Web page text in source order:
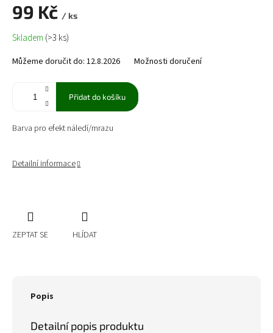
99 Kč / ks
Měrná
cena:
Skladem (>3 ks)
Můžeme doručit do: 12.8.2026 Možnosti doručení
Přidat do košíku
Barva pro efekt náledí/mrazu
Detailní informace
ZEPTAT SE HLÍDAT
Popis
Detailní popis produktu